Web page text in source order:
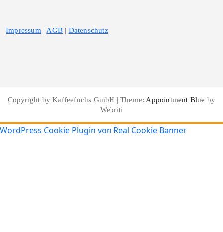
Impressum | AGB | Datenschutz
Copyright by Kaffeefuchs GmbH | Theme: Appointment Blue by
Webriti
WordPress Cookie Plugin von Real Cookie Banner